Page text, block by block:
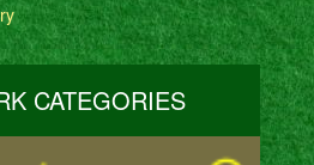
CATEGORIES